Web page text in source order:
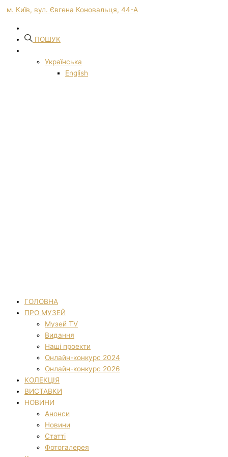
м. Київ, вул. Євгена Коновальця, 44-А
ПОШУК
Українська
English
ГОЛОВНА
ПРО МУЗЕЙ
Музей TV
Видання
Наші проекти
Онлайн-конкурс 2024
Онлайн-конкурс 2026
КОЛЕКЦІЯ
ВИСТАВКИ
НОВИНИ
Анонси
Новини
Статті
Фотогалерея